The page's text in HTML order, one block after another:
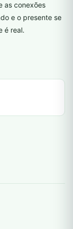
as conexões
e o presente se
é real.